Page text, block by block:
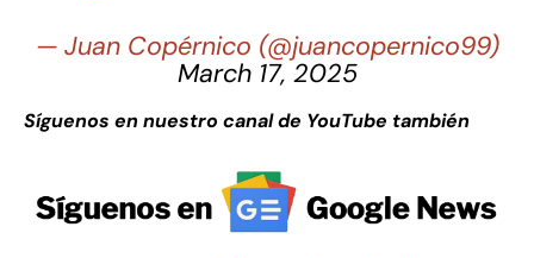
— Juan Copérnico (@juancopernico99)
March 17, 2025
Síguenos en nuestro canal de YouTube también